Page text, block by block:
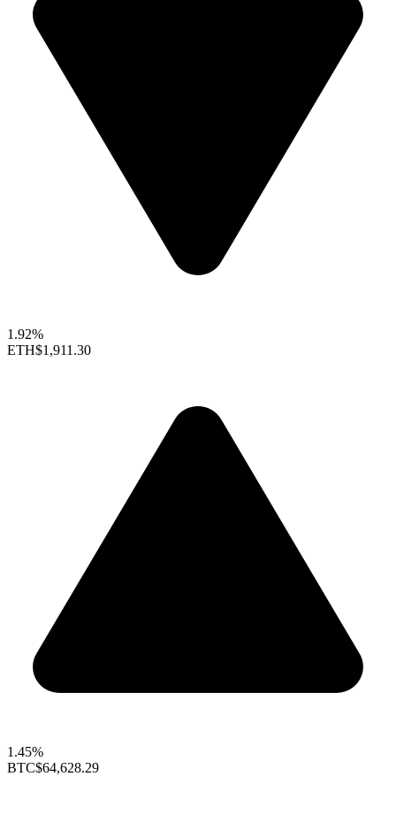
1.92%
ETH$1,911.30
1.45%
BTC$64,628.29